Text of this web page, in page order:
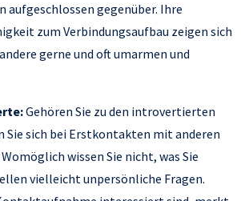
aufgeschlossen gegenüber. Ihre
zum Verbindungsaufbau zeigen sich
gerne und oft umarmen und
Gehören Sie zu den introvertierten
Sie sich bei Erstkontakten mit anderen
wissen Sie nicht, was Sie
vielleicht unpersönliche Fragen.